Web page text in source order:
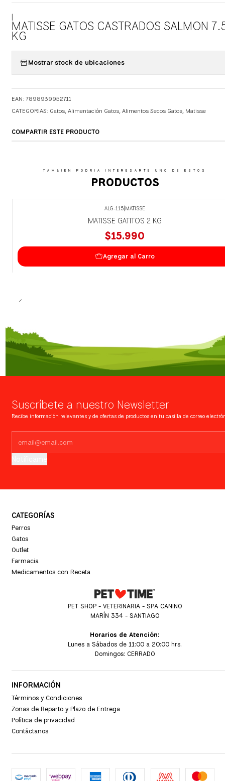
MATISSE GATOS CASTRADOS SALMON
KG
Mostrar stock de ubicaciones
EAN: 7898939952711
CATEGORIAS: Gatos,Alimentación Gatos,Alimentos Secos Gatos, Matisse
COMPARTIR ESTE PRODUCTO
TAMBIEN PODRIA INTERESARTE UNO DE ESTOS
PRODUCTOS
ALG-115 MATISSE
MATISSE GATITOS 2 KG
$15.990
Agregar al Carro
Suscríbete a nuestro Newsletter
Recibe información relevantes y de ofertas de productos en tu casilla de correo
CATEGORÍAS
Perros
Gatos
Outlet
Farmacia
Medicamentos con Receta
PET SHOP - VETERINARIA - SPA CANINO
MARÍN 334 - SANTIAGO
Horarios de Atención:
Lunes a Sábados de 11:00 a 20:00 hrs.
Domingos: CERRADO
INFORMACIÓN
Términos y Condiciones
Zonas de Reparto y Plazo de Entrega
Política de privacidad
Contáctanos